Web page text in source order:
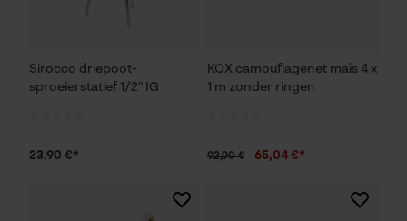
Sirocco driepoot-
sproeierstatief 1/2" IG
23,90 €*
KOX camouflagenet maïs 4 x
1 m zonder ringen
92,90 € 65,04 €*